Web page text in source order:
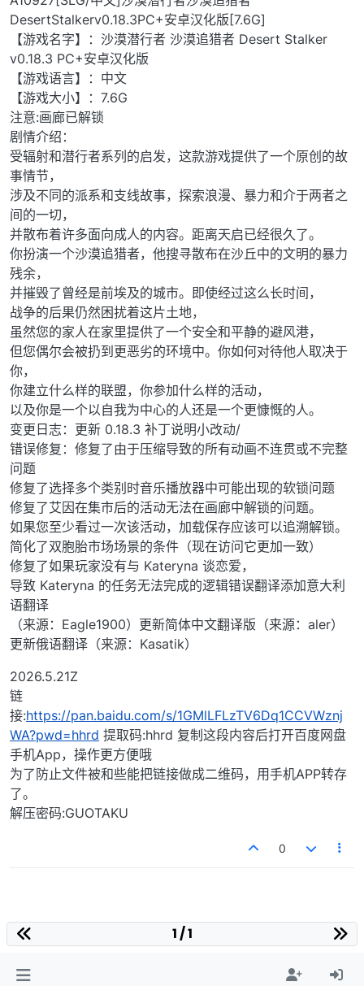
DesertStalkerv0.18.3PC+安卓汉化版[7.6G]
【游戏名字】：沙漠潜行者 沙漠追猎者 Desert Stalker
v0.18.3 PC+安卓汉化版
【游戏语言】：中文
【游戏大小】：7.6G
注意:画廊已解锁
剧情介绍：
受辐射和潜行者系列的启发，这款游戏提供了一个原创的故
事情节，
涉及不同的派系和支线故事，探索浪漫、暴力和介于两者之
间的一切，
并散布着许多面向成人的内容。距离天启已经很久了。
你扮演一个沙漠追猎者，他搜寻散布在沙丘中的文明的暴力
残余，
并摧毁了曾经是前埃及的城市。即使经过这么长时间，
战争的后果仍然困扰着这片土地，
虽然您的家人在家里提供了一个安全和平静的避风港，
但您偶尔会被扔到更恶劣的环境中。你如何对待他人取决于
你，
你建立什么样的联盟，你参加什么样的活动，
以及你是一个以自我为中心的人还是一个更慷慨的人。
变更日志：更新 0.18.3 补丁说明小改动/
错误修复：修复了由于压缩导致的所有动画不连贯或不完整
问题
修复了选择多个类别时音乐播放器中可能出现的软锁问题
修复了艾因在集市后的活动无法在画廊中解锁的问题。
如果您至少看过一次该活动，加载保存应该可以追溯解锁。
简化了双胞胎市场场景的条件（现在访问它更加一致）
修复了如果玩家没有与 Kateryna 谈恋爱，
导致 Kateryna 的任务无法完成的逻辑错误翻译添加意大利
语翻译
（来源：Eagle1900）更新简体中文翻译版（来源：aler）
更新俄语翻译（来源：Kasatik）
2026.5.21Z
链
接:https://pan.baidu.com/s/1GMlLFLzTV6Dq1CCVWznj
WA?pwd=hhrd 提取码:hhrd 复制这段内容后打开百度网盘
手机App，操作更方便哦
为了防止文件被和些能把链接做成二维码，用手机APP转存
了。
解压密码:GUOTAKU
0
1 / 1